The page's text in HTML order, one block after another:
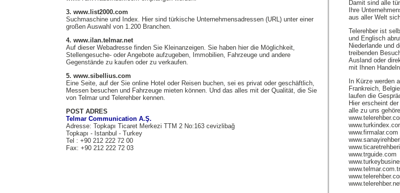
3. www.list2000.com
Suchmaschine und Index. Hier sind türkische Unternehmensadressen (URL) unter einer
großen Auswahl von 1.200 Branchen.
4. www.ilan.telmar.net
Auf dieser Webadresse finden Sie Kleinanzeigen. Sie haben hier die Möglichkeit,
Stellengesuche- oder Angebote aufzugeben, Immobilien, Fahrzeuge und andere
Gegenstände zu kaufen oder zu verkaufen.
5. www.sibellius.com
Eine Seite, auf der Sie online Hotel oder Reisen buchen, sei es privat oder geschäftlich,
Messen besuchen und Fahrzeuge mieten können. Und das alles mit der Qualität, die Sie
von Telmar und Telerehber kennen.
POST ADRES
Telmar Communication A.Ş.
Adresse: Topkapı Ticaret Merkezi TTM 2 No:163 cevizlibağ
Topkapı - Istanbul - Turkey
Tel : +90 212 222 72 00
Fax: +90 212 222 72 03
Damit sind alle
Ihre
aus aller Welt
Telerehber ist
und Englisch
Niederlande und
treibenden
Ausland oder
mit Ihnen
In Kürze werden
Frankreich,
laufen die
Hier erscheint
alle zu uns
www.firmalar.com
www.trguide.com
www.telmar.com.tr